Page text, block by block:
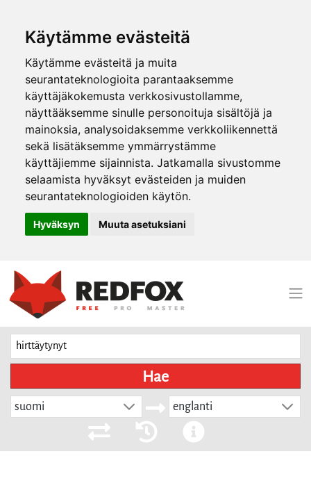
Käytämme evästeitä
Käytämme evästeitä ja muita
seurantateknologioita parantaaksemme
käyttäjäkokemusta verkkosivustollamme,
näyttääksemme sinulle personoituja sisältöjä ja
mainoksia, analysoidaksemme verkkoliikennettä
sekä lisätäksemme ymmärrystämme
käyttäjiemme sijainnista. Jatkamalla sivustomme
selaamista hyväksyt evästeiden ja muiden
seurantateknologioiden käytön.
Hyväksyn Muuta asetuksiani
Hae
suomi englanti